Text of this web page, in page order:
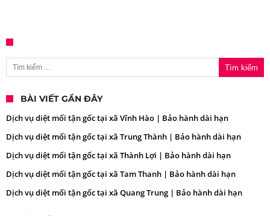
Tìm kiếm cho:
BÀI VIẾT GẦN ĐÂY
Dịch vụ diệt mối tận gốc tại xã Vĩnh Hào | Bảo hành dài hạn
Dịch vụ diệt mối tận gốc tại xã Trung Thành | Bảo hành dài hạn
Dịch vụ diệt mối tận gốc tại xã Thành Lợi | Bảo hành dài hạn
Dịch vụ diệt mối tận gốc tại xã Tam Thanh | Bảo hành dài hạn
Dịch vụ diệt mối tận gốc tại xã Quang Trung | Bảo hành dài hạn